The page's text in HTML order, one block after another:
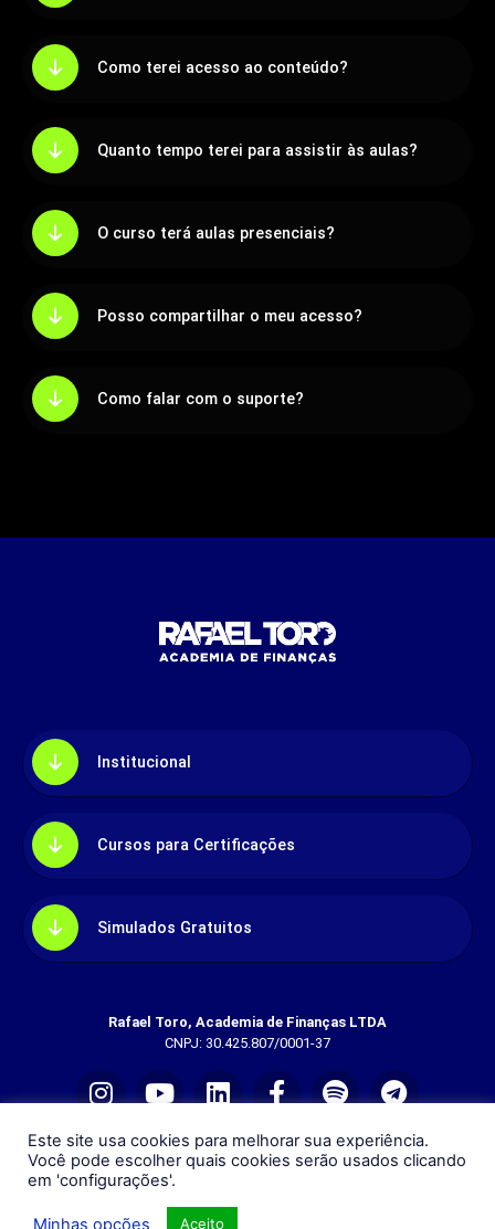
Como terei acesso ao conteúdo?
Quanto tempo terei para assistir às aulas?
O curso terá aulas presenciais?
Posso compartilhar o meu acesso?
Como falar com o suporte?
Institucional
Cursos para Certificações
Simulados Gratuitos
Rafael Toro, Academia de Finanças LTDA
CNPJ: 30.425.807/0001-37
Alegre - RS
Este site usa cookies para melhorar sua experiência.
Você pode escolher quais cookies serão usados clicando
em 'configurações'.
Minhas opções Aceito